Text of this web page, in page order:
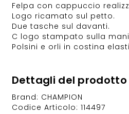
Felpa con cappuccio
Logo ricamato sul petto.
Due tasche sul davanti.
C logo stampato sulla
Polsini e orli in costina
Dettagli del prodotto
Brand: CHAMPION
Codice Articolo: 114497